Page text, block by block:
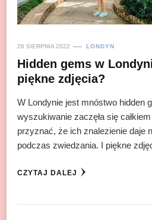
26 SIERPNIA 2022 LONDYN
Hidden gems w
piękne zdjęcia?
W Londynie jest mnóstwo hidden
wyszukiwanie zaczęła się
przyznać, że ich znalezienie daje
podczas zwiedzania. I piękne
CZYTAJ DALEJ